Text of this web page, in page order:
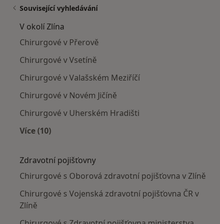
Související vyhledávání
V okolí Zlína
Chirurgové v Přerově
Chirurgové v Vsetíně
Chirurgové v Valašském Meziříčí
Chirurgové v Novém Jičíně
Chirurgové v Uherském Hradišti
Více (10)
Zdravotní pojišťovny
Chirurgové s Oborová zdravotní pojišťovna v Zlíně
Chirurgové s Vojenská zdravotní pojišťovna ČR v
Zlíně